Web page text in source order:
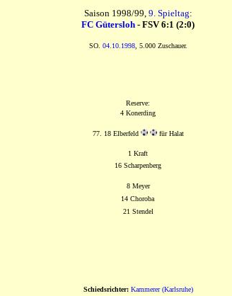
Saison 1998/99, 9. Spieltag:
FC Gütersloh - FSV 6:1 (2:0)
SO. 04.10.1998, 5.000 Zuschauer.
Reserve:
4 Konerding
77. 18 Elberfeld für Halat
1 Kraft
16 Scharpenberg
8 Meyer
14 Choroba
21 Stendel
Schiedsrichter: Kammerer (Karlsruhe)